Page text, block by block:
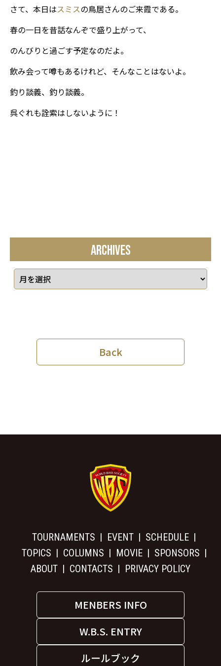
さて、本日はスミスの鳥居さんのご来霞である。
春の一日を昔話なんぞで盛り上がって、
のんびりと過ごす予定なのだよ。
飲み会って噂もあるけれど、そんなことはないよ。
釣り談義、釣り談義。
呉ぐれも詮索はしないように！
ARCHIVES
Back
TOURNAMENTS EVENT
SCHEDULE
TOPICS
COLUMNS MOVIE
SPONSORS
ABOUT
CONTACTS PRIVACY POLICY
MENBERS INFO
W.B.S. ENTRY
ルールブック